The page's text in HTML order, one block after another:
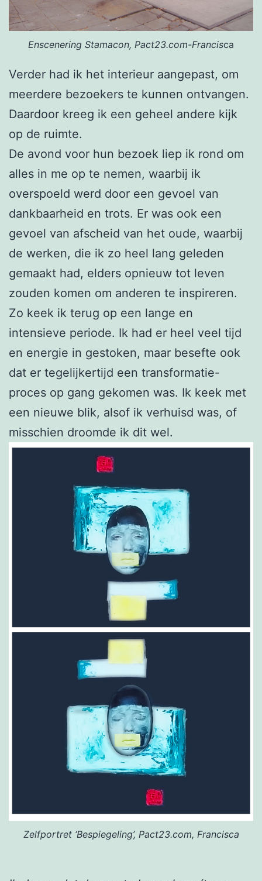
Enscenering Stamacon, Pact23.com-Francisca
Verder had ik het interieur aangepast, om
meerdere bezoekers te kunnen ontvangen.
Daardoor kreeg ik een geheel andere kijk
op de ruimte.
De avond voor hun bezoek liep ik rond om
alles in me op te nemen, waarbij ik
overspoeld werd door een gevoel van
dankbaarheid en trots. Er was ook een
gevoel van afscheid van het oude, waarbij
de werken, die ik zo heel lang geleden
gemaakt had, elders opnieuw tot leven
zouden komen om anderen te inspireren.
Zo keek ik terug op een lange en
intensieve periode. Ik had er heel veel tijd
en energie in gestoken, maar besefte ook
dat er tegelijkertijd een transformatie-
proces op gang gekomen was. Ik keek met
een nieuwe blik, alsof ik verhuisd was, of
misschien droomde ik dit wel.
Zelfportret ‘Bespiegeling’, Pact23.com, Francisca